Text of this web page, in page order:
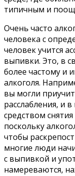
типичным и
Очень часто
человека с
человек учится
выпивки. Это, в
более частому и
алкоголя.
вы могли
расслабления, и
средством
поскольку
чтобы
многие люди
с выпивкой и
намереваются,